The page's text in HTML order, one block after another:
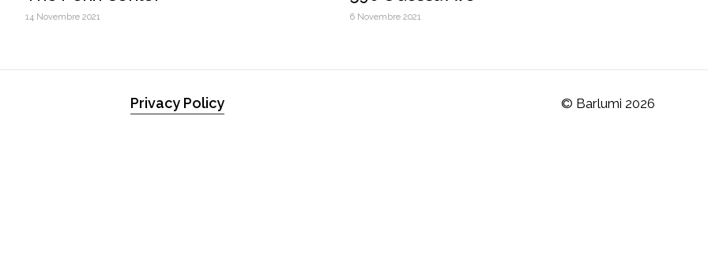
14 Novembre 2021 6 Novembre 2021
Privacy Policy © Barlumi 2026